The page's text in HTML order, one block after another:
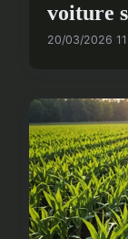
voiture
20/03/2026